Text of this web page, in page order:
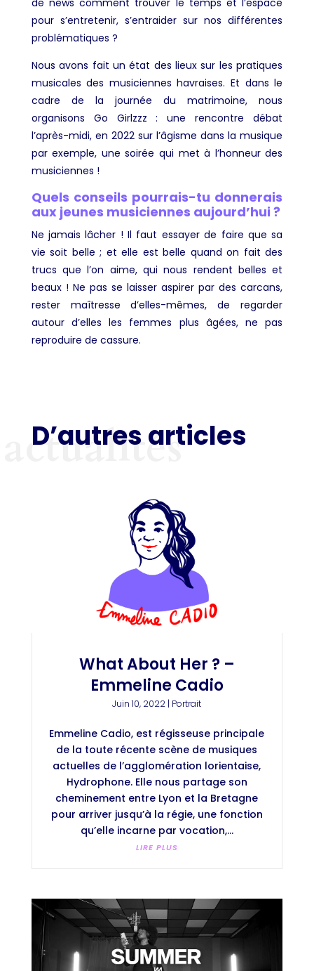
pour s’entretenir, s’entraider sur nos différentes
problématiques ?
Nous avons fait un état des lieux sur les pratiques
musicales des musiciennes havraises. Et dans le
cadre de la journée du matrimoine, nous
organisons Go Girlzzz : une rencontre débat
l’après-midi, en 2022 sur l’âgisme dans la musique
par exemple, une soirée qui met à l’honneur des
musiciennes !
Quels conseils pourrais-tu donnerais
aux jeunes musiciennes aujourd’hui ?
Ne jamais lâcher ! Il faut essayer de faire que sa
vie soit belle ; et elle est belle quand on fait des
trucs que l’on aime, qui nous rendent belles et
beaux ! Ne pas se laisser aspirer par des carcans,
rester maîtresse d’elles-mêmes, de regarder
autour d’elles les femmes plus âgées, ne pas
reproduire de cassure.
D’autres articles
actualités
What About Her ? –
Emmeline Cadio
Juin 10, 2022 | Portrait
Emmeline Cadio, est régisseuse principale
de la toute récente scène de musiques
actuelles de l’agglomération lorientaise,
Hydrophone. Elle nous partage son
cheminement entre Lyon et la Bretagne
pour arriver jusqu’à la régie, une fonction
qu’elle incarne par vocation,...
LIRE PLUS